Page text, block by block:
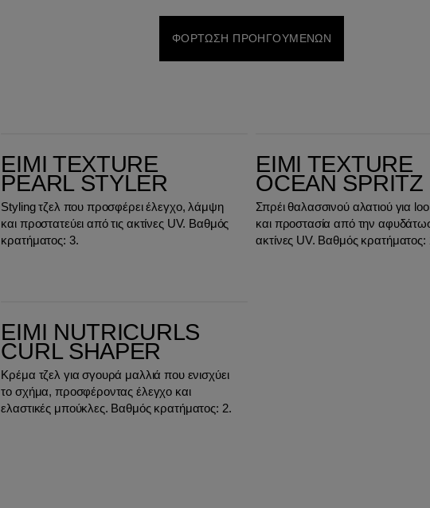
ΦΌΡΤΩΣΗ ΠΡΟΗΓΟΎΜΕΝΩΝ
EIMI TEXTURE
PEARL STYLER
Styling τζελ που προσφέρει έλεγχο, λάμψη
και προστατεύει από τις ακτίνες UV. Βαθμός
κρατήματος: 3.
EIMI TEXTURE
OCEAN SPRITZ
Σπρέι θαλασσινού αλατιού για
και προστασία από την
ακτίνες UV. Βαθμός κρατήματος:
EIMI NUTRICURLS
CURL SHAPER
Κρέμα τζελ για σγουρά μαλλιά που ενισχύει
το σχήμα, προσφέροντας έλεγχο και
ελαστικές μπούκλες. Βαθμός κρατήματος: 2.